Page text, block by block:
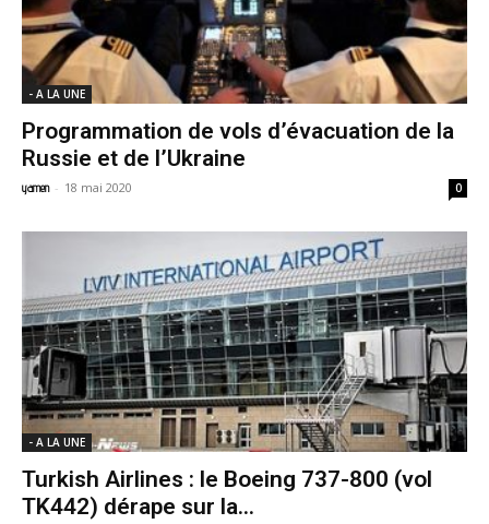
- A LA UNE
Programmation de vols d’évacuation de la
Russie et de l’Ukraine
yamen - 18 mai 2020 0
- A LA UNE
Turkish Airlines : le Boeing 737-800 (vol
TK442) dérape sur la...